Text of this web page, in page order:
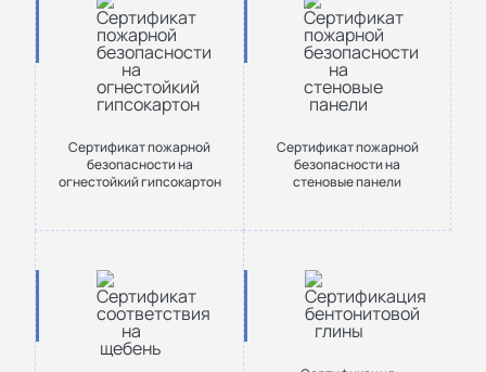
Сертификат пожарной
безопасности на
огнестойкий гипсокартон
Сертификат пожарной
безопасности на
стеновые панели